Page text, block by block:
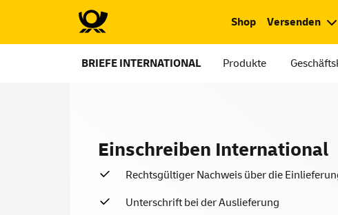
Shop Versenden
BRIEFE INTERNATIONAL Produkte
Einschreiben International
Rechtsgültiger Nachweis über die
Unterschrift bei der Auslieferung